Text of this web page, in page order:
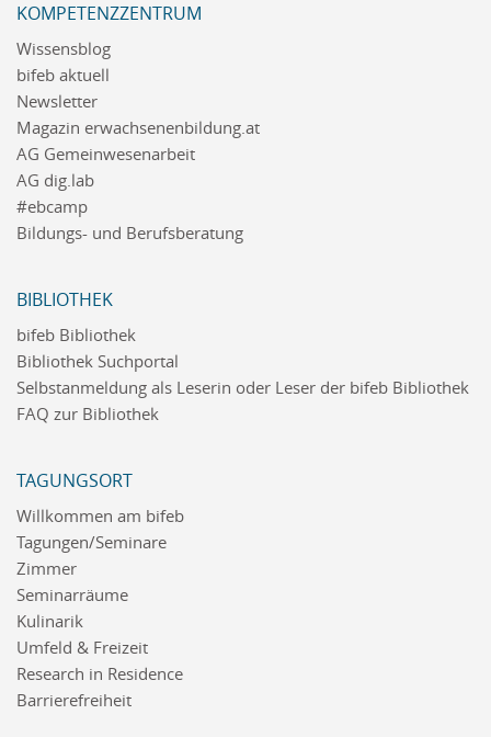
KOMPETENZZENTRUM
Wissensblog
bifeb aktuell
Newsletter
Magazin erwachsenenbildung.at
AG Gemeinwesenarbeit
AG dig.lab
#ebcamp
Bildungs- und Berufsberatung
BIBLIOTHEK
bifeb Bibliothek
Bibliothek Suchportal
Selbstanmeldung als Leserin oder Leser der bifeb Bibliothek
FAQ zur Bibliothek
TAGUNGSORT
Willkommen am bifeb
Tagungen/Seminare
Zimmer
Seminarräume
Kulinarik
Umfeld & Freizeit
Research in Residence
Barrierefreiheit